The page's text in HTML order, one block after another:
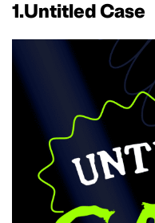
1.Untitled Case